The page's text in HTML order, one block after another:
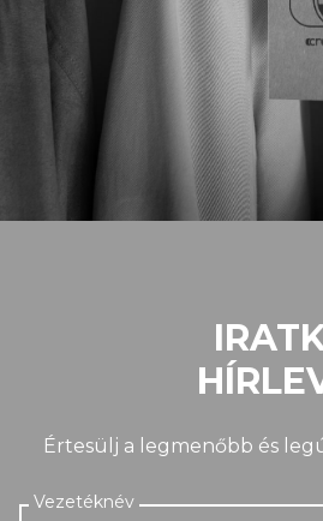
Értesülj a legmenőbb és